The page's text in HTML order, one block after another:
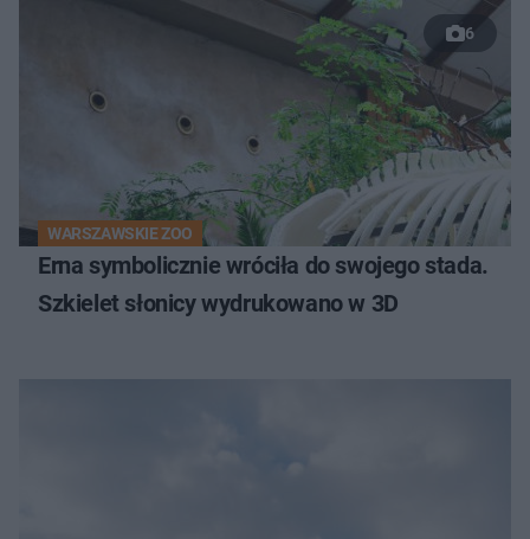
6
WARSZAWSKIE ZOO
Erna symbolicznie wróciła do swojego stada.
Szkielet słonicy wydrukowano w 3D